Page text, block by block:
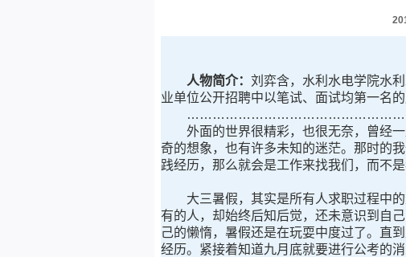
人物简介： 刘弈含，水利水电学院水
业单位公开招聘中以笔试、面试均第一名
外面的世界很精彩，也很无奈，曾经一
奇的想象，也有许多未知的迷茫。那时的
践经历，那么就会是工作来找我们，而不
大三暑假，其实是所有人求职过程中的
有的人，却始终后知后觉，还未意识到自
己的懒惰，暑假还是在玩耍中度过了。直
经历。紧接着知道九月底就要进行公考的